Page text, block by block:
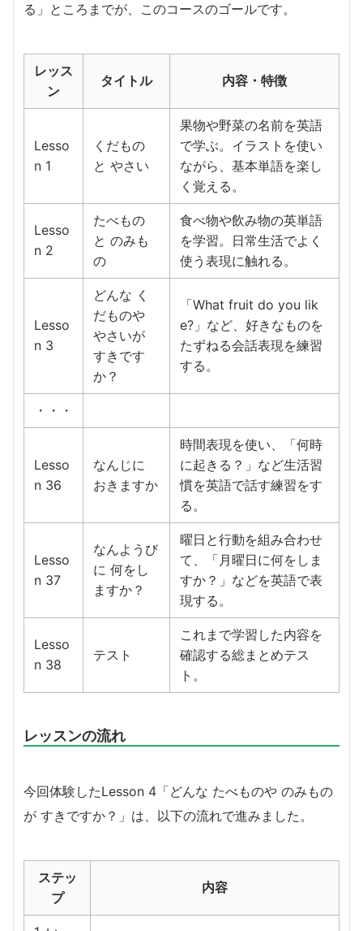
る」ところまでが、このコースのゴールです。
レッス
ン
タイトル 内容・特徴
Lesso
n 1
くだもの
と やさい
果物や野菜の名前を英語
で学ぶ。イラストを使い
ながら、基本単語を楽し
く覚える。
Lesso
n 2
たべもの
と のみも
の
食べ物や飲み物の英単語
を学習。日常生活でよく
使う表現に触れる。
Lesso
n 3
どんな く
だものや
やさいが
すきです
か？
「What fruit do you lik
e?」など、好きなものを
たずねる会話表現を練習
する。
・・・
Lesso
n 36
なんじに
おきますか
時間表現を使い、「何時
に起きる？」など生活習
慣を英語で話す練習をす
る。
Lesso
n 37
なんようび
に 何をし
ますか？
曜日と行動を組み合わせ
て、「月曜日に何をしま
すか？」などを英語で表
現する。
Lesso
n 38
テスト
これまで学習した内容を
確認する総まとめテス
ト。
レッスンの流れ
今回体験したLesson 4「どんな たべものや のみもの
が すきですか？」は、以下の流れで進みました。
ステッ
プ
内容